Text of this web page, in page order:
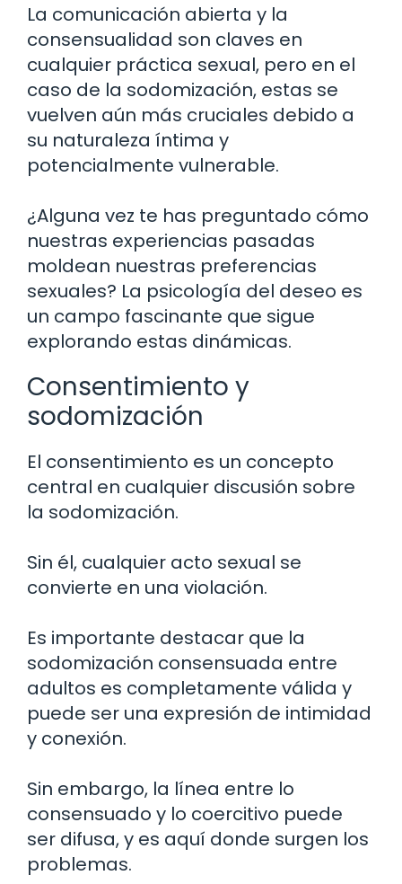
La comunicación abierta y la
consensualidad son claves en
cualquier práctica sexual, pero en el
caso de la sodomización, estas se
vuelven aún más cruciales debido a
su naturaleza íntima y
potencialmente vulnerable.
¿Alguna vez te has preguntado cómo
nuestras experiencias pasadas
moldean nuestras preferencias
sexuales? La psicología del deseo es
un campo fascinante que sigue
explorando estas dinámicas.
Consentimiento y
sodomización
El consentimiento es un concepto
central en cualquier discusión sobre
la sodomización.
Sin él, cualquier acto sexual se
convierte en una violación.
Es importante destacar que la
sodomización consensuada entre
adultos es completamente válida y
puede ser una expresión de intimidad
y conexión.
Sin embargo, la línea entre lo
consensuado y lo coercitivo puede
ser difusa, y es aquí donde surgen los
problemas.